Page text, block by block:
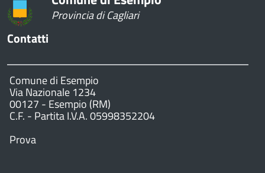
Provincia di Cagliari
Contatti
Comune di Esempio
Via Nazionale 1234
00127 - Esempio (RM)
C.F. - Partita I.V.A. 05998352204
Prova